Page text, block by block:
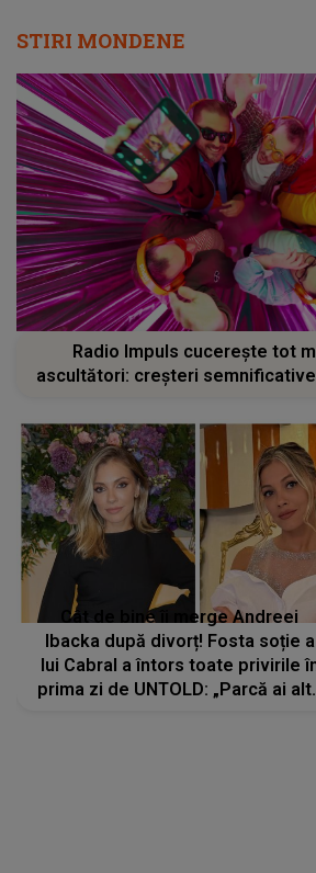
Radio Impuls cucerește tot
ascultători: creșteri
Ibacka după divorț! Fosta soție a
lui Cabral a întors toate privirile în
prima zi de UNTOLD: „Parcă ai
strălucire, emani putere,
încredere, siguranță...”